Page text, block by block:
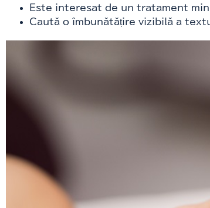
Este interesat de un tratament
Caută o îmbunătățire vizibilă a